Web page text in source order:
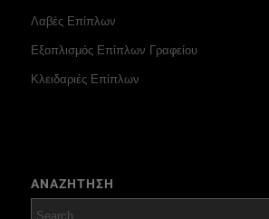
Λαβές Επίπλων
Εξοπλισμός Επίπλων Γραφείου
Κλειδαριές Επίπλων
ΑΝΑΖΗΤΗΣΗ